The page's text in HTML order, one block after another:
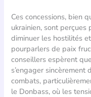
Ces concessions, bien
ukrainien, sont perçues
diminuer les hostilités
pourparlers de paix
conseillers espèrent
s’engager
combats,
le Donbass, où les